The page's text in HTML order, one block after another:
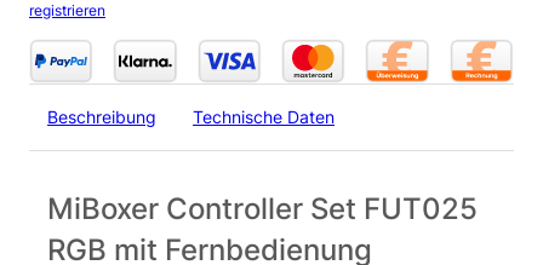
registrieren
Beschreibung Technische Daten
MiBoxer Controller Set FUT025
RGB mit Fernbedienung